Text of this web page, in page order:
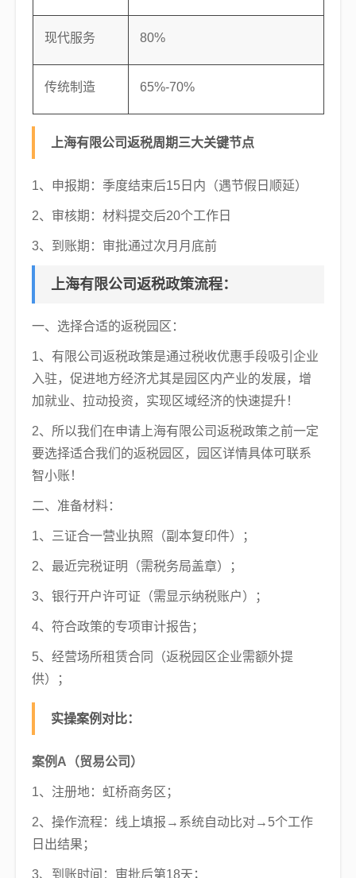
现代服务 80%
传统制造 65%-70%
上海有限公司返税周期三大关键节点
1、申报期：季度结束后15日内（遇节假日顺延）
2、审核期：材料提交后20个工作日
3、到账期：审批通过次月月底前
上海有限公司返税政策流程：
一、选择合适的返税园区：
1、有限公司返税政策是通过税收优惠手段吸引企业
入驻，促进地方经济尤其是园区内产业的发展，增
加就业、拉动投资，实现区域经济的快速提升！
2、所以我们在申请上海有限公司返税政策之前一定
要选择适合我们的返税园区，园区详情具体可联系
智小账！
二、准备材料：
1、三证合一营业执照（副本复印件）；
2、最近完税证明（需税务局盖章）；
3、银行开户许可证（需显示纳税账户）；
4、符合政策的专项审计报告；
5、经营场所租赁合同（返税园区企业需额外提
供）；
实操案例对比：
案例A（贸易公司）
1、注册地：虹桥商务区；
2、操作流程：线上填报→系统自动比对→5个工作
日出结果；
3、到账时间：审批后第18天；